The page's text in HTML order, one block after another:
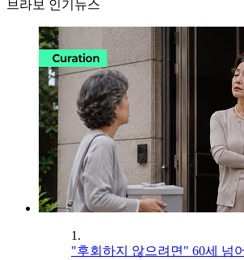
브라보 인기뉴스
1.
"후회하지 않으려면" 60세 넘